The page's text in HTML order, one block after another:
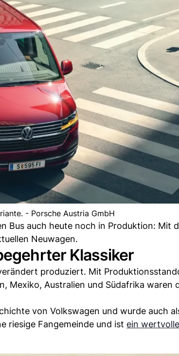
- Porsche Austria GmbH
Bus auch heute noch in Produktion: Mit
Neuwagen.
Klassiker
produziert. Mit
Mexiko, Australien und Südafrika waren
von Volkswagen und wurde auch
riesige Fangemeinde und ist ein